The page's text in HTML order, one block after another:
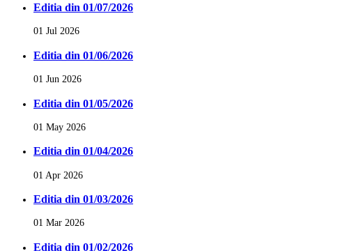
Editia din 01/07/2026
01 Jul 2026
Editia din 01/06/2026
01 Jun 2026
Editia din 01/05/2026
01 May 2026
Editia din 01/04/2026
01 Apr 2026
Editia din 01/03/2026
01 Mar 2026
Editia din 01/02/2026